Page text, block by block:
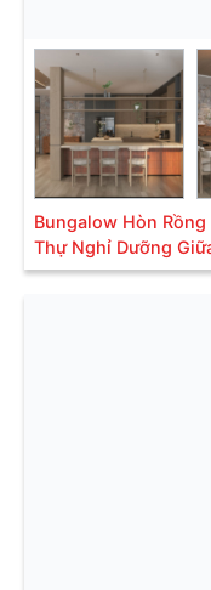
Bungalow Hòn
Thự Nghỉ Dưỡng